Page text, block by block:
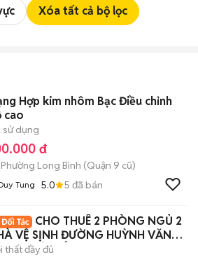
Xóa tất cả bộ lọc
Hợp kim nhôm Bạc Điều chỉnh
cao
sử dụng
đ
Phường Long Bình (Quận 9 cũ)
Tung 5.0 5 đã bán
CHO THUÊ 2 PHÒNG NGỦ 2
VỆ SỊNH ĐƯỜNG HUỲNH VĂN
- GÒ VẤP
thất đầy đủ